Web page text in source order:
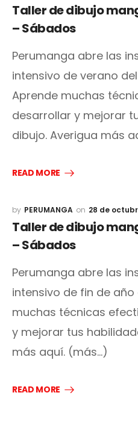
Taller de dibujo
– Sábados
Perumanga abre las
intensivo de verano
Aprende muchas
desarrollar y mejorar
dibujo. Averigua más
READ MORE
PERUMANGA 28 de
Taller de dibujo
– Sábados
Perumanga abre las
intensivo de fin de año
muchas técnicas
y mejorar tus
más aquí. (más…)
READ MORE